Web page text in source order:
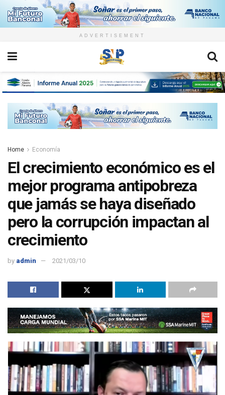
ADVERTISEMENT
Home Economía
El crecimiento económico es el
mejor programa antipobreza
que jamás se haya diseñado
pero la corrupción impactan al
crecimiento
by admin 2021/03/10